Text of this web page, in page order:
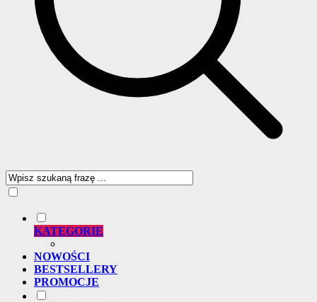
KATEGORIE
NOWOŚCI
BESTSELLERY
PROMOCJE